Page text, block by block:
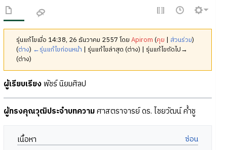
รุ่นแก้ไขเมื่อ 14:38, 26 ธันวาคม 2557 โดยApirom (คุย | ส่วนร่วม)
(ต่าง) ←รุ่นแก้ไขก่อนหน้า | รุ่นแก้ไขล่าสุด (ต่าง) | รุ่นแก้ไขถัดไป→
(ต่าง)
ผู้เรียบเรียงพัชร์ นิยมศิลป
ผู้ทรงคุณวุฒิประจำบทความศาสตราจารย์ ดร. ไชยวัฒน์ ค้ำชู
เนื้อหา